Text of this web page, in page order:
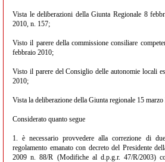
Vista le deliberazioni della Giunta Regionale 8
2010, n. 157;
Visto il parere della commissione consiliare
febbraio 2010;
Visto il parere del Consiglio delle autonomie locali
2010;
Vista la deliberazione della Giunta regionale 15
Considerato quanto segue
1. è necessario provvedere alla correzione di
regolamento emanato con decreto del Presidente
2009 n. 88/R (Modifiche al d.p.g.r. 47/R/2003)